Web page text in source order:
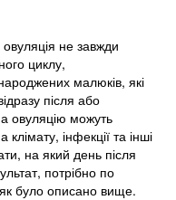
овуляція не завжди
циклу,
малюків, які
після або
овуляцію можуть
інфекції та інші
на який день після
потрібно по
як було описано вище.